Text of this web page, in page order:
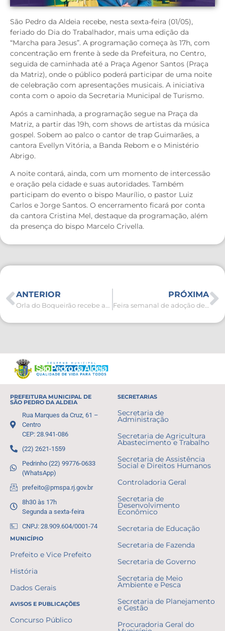
São Pedro da Aldeia recebe, nesta sexta-feira (01/05),
feriado do Dia do Trabalhador, mais uma edição da
“Marcha para Jesus”. A programação começa às 17h, com
concentração em frente à sede da Prefeitura, no Centro,
seguida de caminhada até a Praça Agenor Santos (Praça
da Matriz), onde o público poderá participar de uma noite
de celebração com apresentações musicais. A iniciativa
conta com o apoio da Secretaria Municipal de Turismo.
Após a caminhada, a programação segue na Praça da
Matriz, a partir das 19h, com shows de artistas da música
gospel. Sobem ao palco o cantor de trap Guimarães, a
cantora Evellyn Vitória, a Banda Rebom e o Ministério
Abrigo.
A noite contará, ainda, com um momento de intercessão
e oração pela cidade e suas autoridades. Também
participam do evento o bispo Maurílio, o pastor Luiz
Carlos e Jorge Santos. O encerramento ficará por conta
da cantora Cristina Mel, destaque da programação, além
da presença do bispo Marcelo Crivella.
ANTERIOR PRÓXIMA
PREFEITURA MUNICIPAL DE
SÃO PEDRO DA ALDEIA
Rua Marques da Cruz, 61 –
Centro
CEP: 28.941-086
(22) 2621-1559
Pedrinho (22) 99776-0633
(WhatsApp)
prefeito@pmspa.rj.gov.br
8h30 às 17h
Segunda a sexta-feira
CNPJ: 28.909.604/0001-74
MUNICÍPIO
Prefeito e Vice Prefeito
História
Dados Gerais
AVISOS E PUBLICAÇÕES
Concurso Público
SECRETARIAS
Secretaria de
Administração
Secretaria de Agricultura
Abastecimento e Trabalho
Secretaria de Assistência
Social e Direitos Humanos
Controladoria Geral
Secretaria de
Desenvolvimento
Econômico
Secretaria de Educação
Secretaria de Fazenda
Secretaria de Governo
Secretaria de Meio
Ambiente e Pesca
Secretaria de Planejamento
e Gestão
Procuradoria Geral do